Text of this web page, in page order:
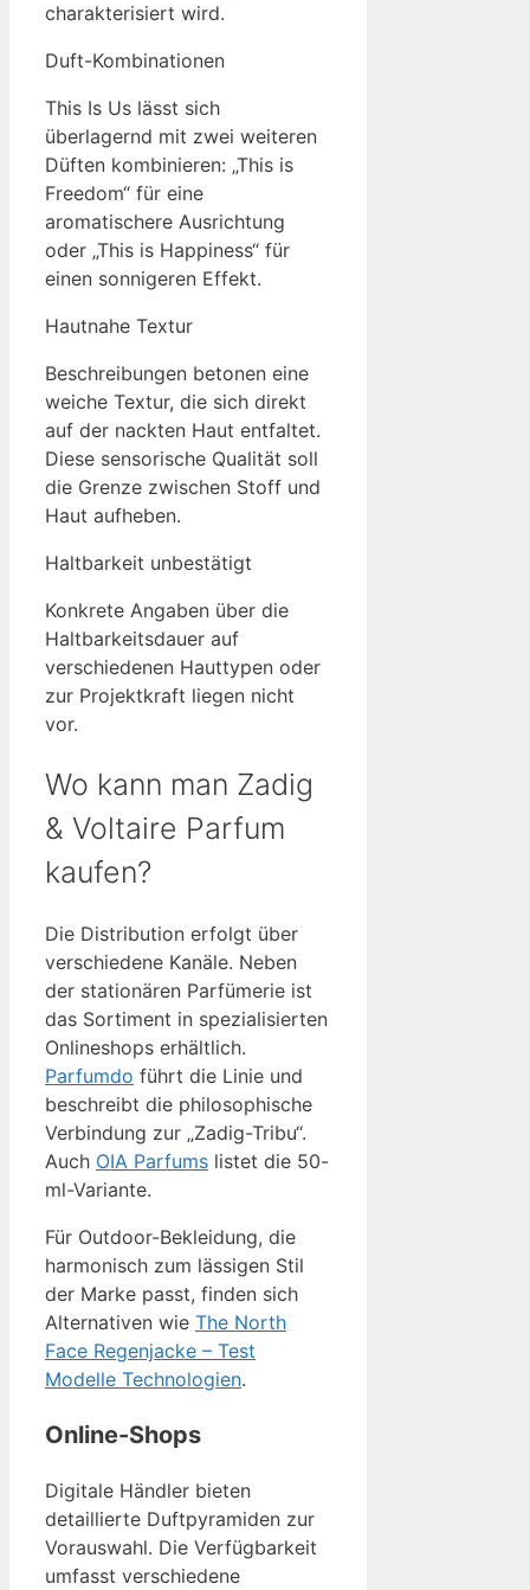
charakterisiert wird.
Duft-Kombinationen
This Is Us lässt sich
überlagernd mit zwei weiteren
Düften kombinieren: „This is
Freedom“ für eine
aromatischere Ausrichtung
oder „This is Happiness“ für
einen sonnigeren Effekt.
Hautnahe Textur
Beschreibungen betonen eine
weiche Textur, die sich direkt
auf der nackten Haut entfaltet.
Diese sensorische Qualität soll
die Grenze zwischen Stoff und
Haut aufheben.
Haltbarkeit unbestätigt
Konkrete Angaben über die
Haltbarkeitsdauer auf
verschiedenen Hauttypen oder
zur Projektkraft liegen nicht
vor.
Wo kann man Zadig
& Voltaire Parfum
kaufen?
Die Distribution erfolgt über
verschiedene Kanäle. Neben
der stationären Parfümerie ist
das Sortiment in spezialisierten
Onlineshops erhältlich.
Parfumdo führt die Linie und
beschreibt die philosophische
Verbindung zur „Zadig-Tribu“.
Auch OIA Parfums listet die 50-
ml-Variante.
Für Outdoor-Bekleidung, die
harmonisch zum lässigen Stil
der Marke passt, finden sich
Alternativen wie The North
Face Regenjacke – Test
Modelle Technologien.
Online-Shops
Digitale Händler bieten
detaillierte Duftpyramiden zur
Vorauswahl. Die Verfügbarkeit
umfasst verschiedene